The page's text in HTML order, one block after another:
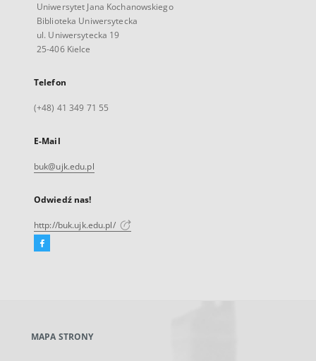
Uniwersytet Jana Kochanowskiego
Biblioteka Uniwersytecka
ul. Uniwersytecka 19
25-406 Kielce
Telefon
(+48) 41 349 71 55
E-Mail
buk@ujk.edu.pl
Odwiedź nas!
http://buk.ujk.edu.pl/
Facebook
karcie
MAPA STRONY